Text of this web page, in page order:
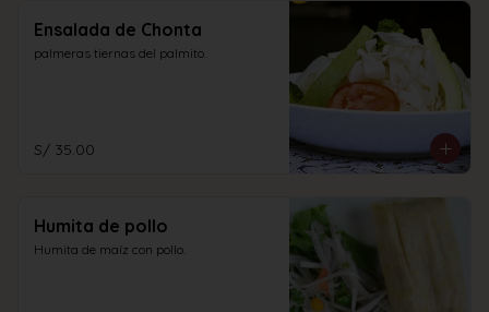
Ensalada de Chonta
palmeras tiernas del palmito.
S/ 35.00
Humita de pollo
Humita de maíz con pollo.